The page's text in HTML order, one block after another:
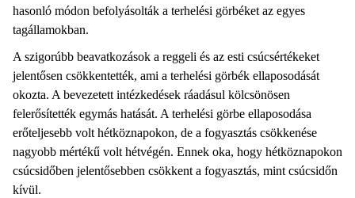
hasonló módon befolyásolták a terhelési görbéket az egyes
tagállamokban.
A szigorúbb beavatkozások a reggeli és az esti csúcsértékeket
jelentősen csökkentették, ami a terhelési görbék ellaposodását
okozta. A bevezetett intézkedések ráadásul kölcsönösen
felerősítették egymás hatását. A terhelési görbe ellaposodása
erőteljesebb volt hétköznapokon, de a fogyasztás csökkenése
nagyobb mértékű volt hétvégén. Ennek oka, hogy hétköznapokon
csúcsidőben jelentősebben csökkent a fogyasztás, mint csúcsidőn
kívül.